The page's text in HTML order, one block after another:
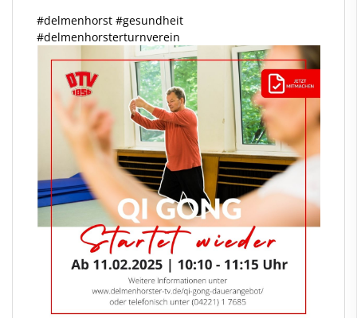
#delmenhorst #gesundheit
#delmenhorsterturnverein